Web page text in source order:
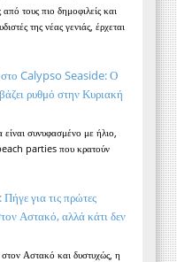
τους πιο δημοφιλείς και
της νέας γενιάς, έρχεται
Calypso Seaside: Ο
ρυθμό στην Κυριακή
συνυφασμένο με ήλιο,
parties που κρατούν
για τις πρώτες
Αστακό, αλλά κάτι δεν
Αστακό και δυστυχώς, η